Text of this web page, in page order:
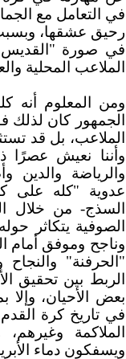
في التعامل مع
رحيق عشقها،
في صورة
الملاعب المحلية
ومن المعلوم أنه
الجمهور كان لذلك
الملاعب، بل قد
وأننا نعيش عصرًا
والرياضة والدين
عدوية "كله على
السذج- من خلال
الصوفية يتكاثر
وناجح وموفق أمام
"الحرفنة"
الربط بين تحقيق
بعض الأحيان، وإلا
في تاريخ كرة
الملاكمة
ويسفكون دماء